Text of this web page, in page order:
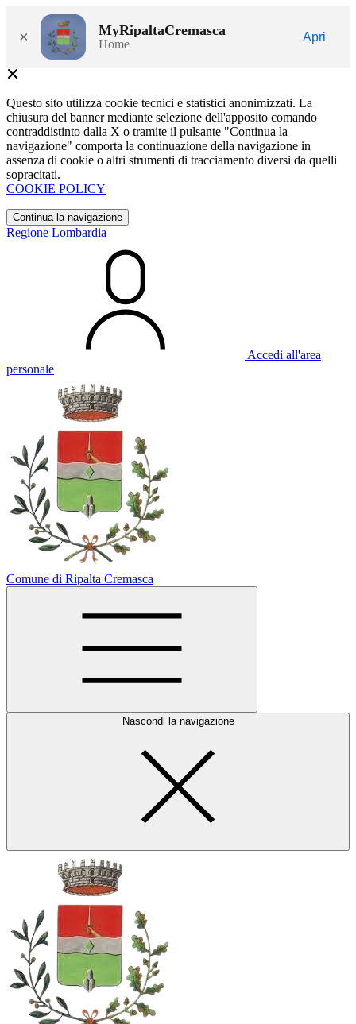
× MyRipaltaCremasca
Home
Apri
Questo sito utilizza cookie tecnici e statistici anonimizzati. La
chiusura del banner mediante selezione dell'apposito comando
contraddistinto dalla X o tramite il pulsante "Continua la
navigazione" comporta la continuazione della navigazione in
assenza di cookie o altri strumenti di tracciamento diversi da quelli
sopracitati.
COOKIE POLICY
Continua la navigazione
Regione Lombardia
Accedi all'area
personale
Comune di Ripalta Cremasca
Nascondi la navigazione